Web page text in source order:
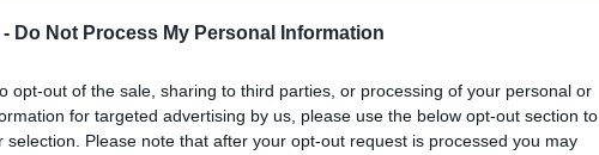
Do Not Process My Personal Information
opt-out of the sale, sharing to third parties, or processing of your personal or
for targeted advertising by us, please use the below opt-out section to
selection. Please note that after your opt-out request is processed you may
στο Ι. Καποδίστριας προσανατολίζεται η
είναι ανάμεσα στα τέσσερα, εξ' αυτών
γίνουν επενδύσεις μέσα στα προσεχή τρία χρόνια
από τα όσα δήλωσε o Αλεξάντερ Τσινέλ,
του 7ου Athens Investment Forum (AIF): «Τα